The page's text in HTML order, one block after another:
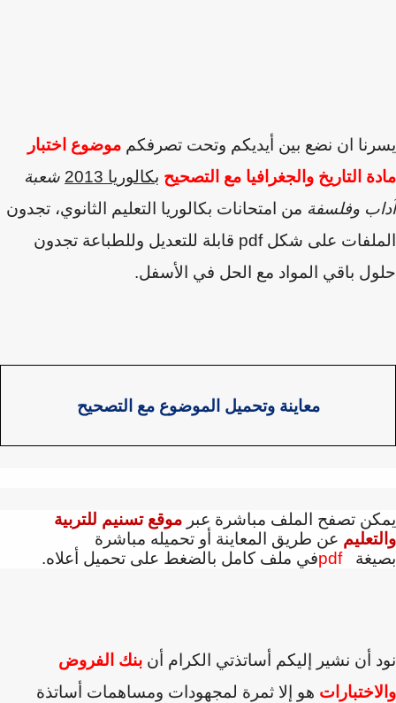
ان نضع بين أيديكم وتحت تصرفكمموضوع اختبار
التاريخ والجغرافيا مع التصحيح بكالوريا 2013
شعبة
وفلسفةمن امتحانات بكالوريا التعليم الثانوي، تجدون
على شكلpdfقابلة للتعديل وللطباعة تجدون
باقي المواد مع الحل في الأسفل.
معاينة وتحميل الموضوع مع التصحيح
تصفح الملف مباشرة عبرموقع تسنيم للتربية
عن طريق المعاينة أو تحميله مباشرة
pdfفي ملف كامل بالضغط على تحميل أعلاه.
أن نشير إليكم أساتذتي الكرام أن بنك الفروض
هو إلا ثمرة لمجهودات ومساهمات أساتذة